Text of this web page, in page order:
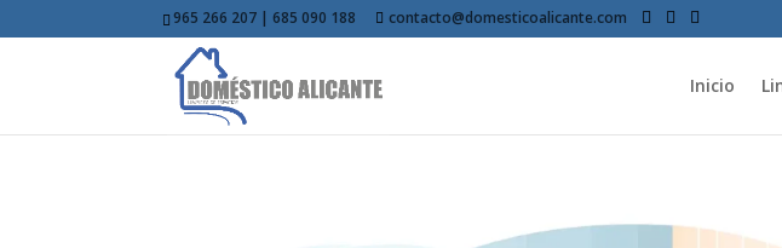
965 266 207 | 685 090 188 contacto@domesticoalicante.com
Inicio